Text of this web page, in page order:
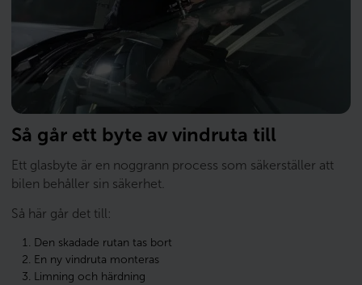
Så går ett byte av vindruta till
Ett glasbyte är en noggrann process som säkerställer att
bilen behåller sin säkerhet.
Så här går det till:
Den skadade rutan tas bort
En ny vindruta monteras
Limning och härdning